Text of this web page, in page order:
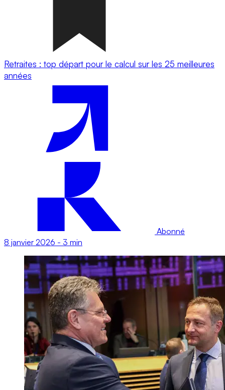
Retraites : top départ pour le calcul sur les 25 meilleures
années
Abonné
8 janvier 2026 - 3 min